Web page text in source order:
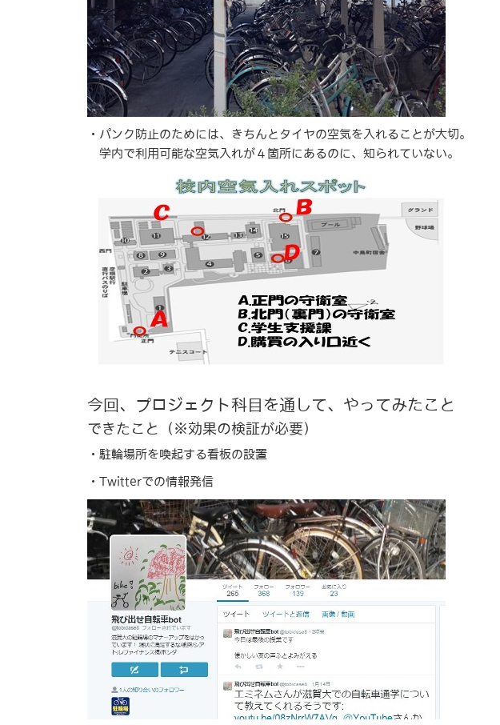
・パンク防止のためには、きちんとタイヤの空気を入れることが大切。
学内で利用可能な空気入れが４箇所にあるのに、知られていない。
今回、プロジェクト科目を通して、やってみたこと
できたこと（※効果の検証が必要）
・駐輪場所を喚起する看板の設置
・Twitterでの情報発信